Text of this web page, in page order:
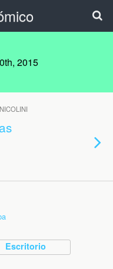
2015
Escritorio